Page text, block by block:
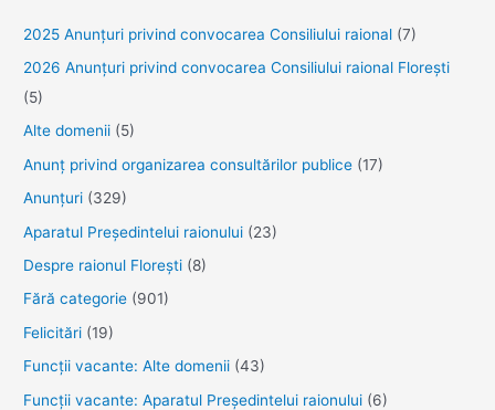
funcției
publice
vacante
de
specialist
Direcția
Agricultură
și
2025 Anunţuri privind convocarea Consiliului raional (7)
2026 Anunțuri privind convocarea Consiliului raional Florești
(5)
Alte domenii (5)
Anunţ privind organizarea consultărilor publice (17)
Anunţuri (329)
Aparatul Preşedintelui raionului (23)
Despre raionul Floreşti (8)
Fără categorie (901)
Felicitări (19)
Funcţii vacante: Alte domenii (43)
Funcții vacante: Aparatul Președintelui raionului (6)